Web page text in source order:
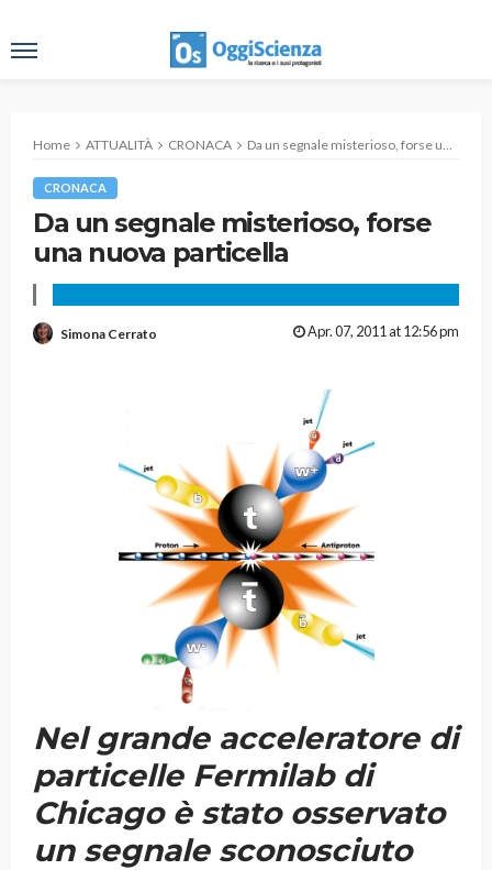
Home ATTUALITÀ CRONACA Da un segnale misterioso, forse una nuova particella
CRONACA
Da un segnale misterioso, forse
una nuova particella
Simona Cerrato Apr. 07, 2011 at 12:56 pm
Nel grande acceleratore di
particelle Fermilab di
Chicago è stato osservato
un segnale sconosciuto